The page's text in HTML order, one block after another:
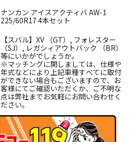
ナンカン アイスアクティバ AW-1
225/60R17 4本セット
【スバル】XV （GT）, フォレスター
（SJ）, レガシィアウトバック （BR）
等にいかがでしょうか。
※マッチングに関しましては、仕様や
年式などにより上記車種すべてに取付
ができない場合もございますので、お
客様にてご確認いただくか、ご不明な
点は弊社までお気軽にお問い合わせく
ださい。